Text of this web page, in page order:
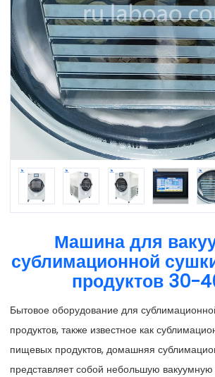
Машина для
сублимационной
продуктов 30-
Бытовое оборудование для
продуктов, также известное как
пищевых продуктов, домашняя
представляет собой небольшую